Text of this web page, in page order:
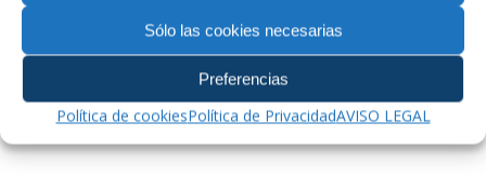
Sólo las cookies necesarias
Preferencias
Política de cookiesPolítica de PrivacidadAVISO LEGAL
Navegación
de
entradas
anterior:
Congreso Mundial de
Deporte Escolar
entrada:Competición.